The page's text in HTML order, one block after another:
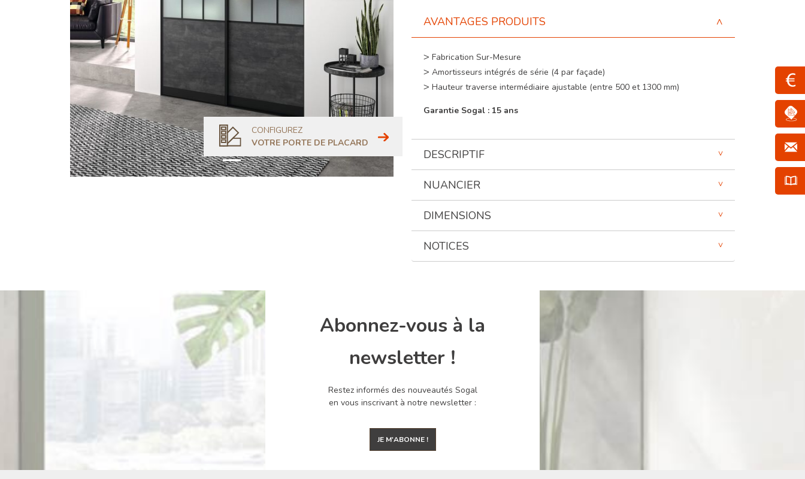
CONFIGUREZ
VOTRE PORTE DE PLACARD
AVANTAGES PRODUITS
Fabrication Sur-Mesure
Amortisseurs intégrés de série (4 par façade)
Hauteur traverse intermédiaire ajustable (entre 500 et 1300 mm)
Garantie Sogal : 15 ans
DESCRIPTIF
NUANCIER
DIMENSIONS
NOTICES
Abonnez-vous à la
newsletter !
Restez informés des nouveautés Sogal
en vous inscrivant à notre newsletter :
JE M'ABONNE !